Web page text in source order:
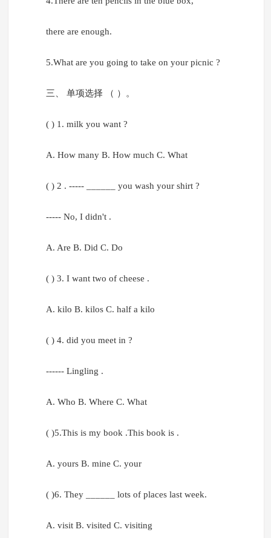
there are enough.
5.What are you going to take on your picnic ?
三、 单项选择 （ ）。
( ) 1. milk you want ?
A. How many B. How much C. What
( ) 2 . ----- ______ you wash your shirt ?
----- No, I didn't .
A. Are B. Did C. Do
( ) 3. I want two of cheese .
A. kilo B. kilos C. half a kilo
( ) 4. did you meet in ?
------ Lingling .
A. Who B. Where C. What
( )5.This is my book .This book is .
A. yours B. mine C. your
( )6. They ______ lots of places last week.
A. visit B. visited C. visiting